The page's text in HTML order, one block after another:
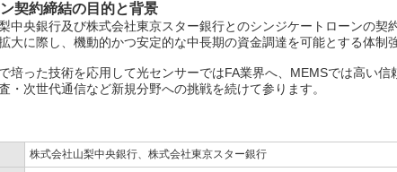
契約締結の目的と背景
中央銀行及び株式会社東京スター銀行とのシンジケートローンの
大に際し、機動的かつ安定的な中長期の資金調達を可能とする体制
培った技術を応用して光センサーではFA業界へ、MEMSでは高い
・次世代通信など新規分野への挑戦を続けて参ります。
株式会社山梨中央銀行、株式会社東京スター銀行